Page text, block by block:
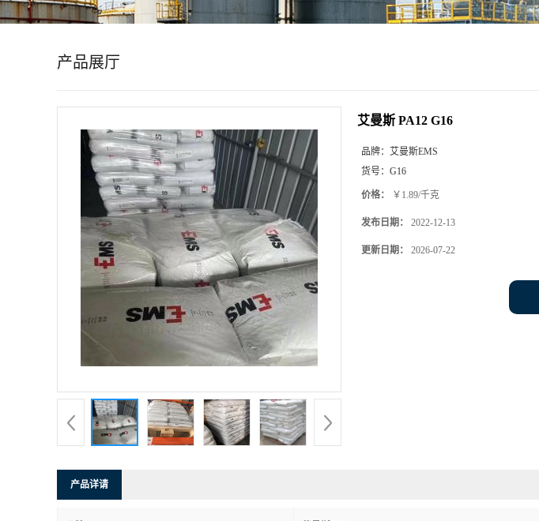
产品展厅
艾曼斯 PA12 G16
品牌： 艾曼斯EMS
货号： G16
价格： ￥1.89/千克
发布日期： 2022-12-13
更新日期： 2026-07-22
产品详请